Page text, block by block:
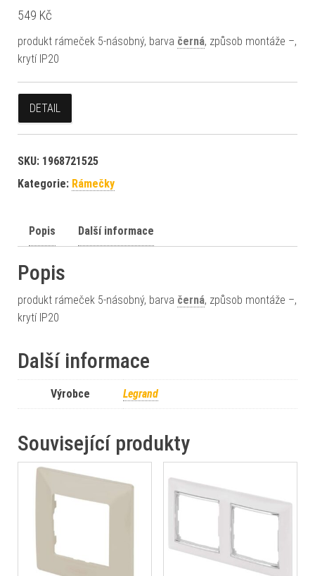
549 Kč
produkt rámeček 5-násobný, barva černá, způsob montáže –,
krytí IP20
DETAIL
SKU: 1968721525
Kategorie: Rámečky
Popis Další informace
Popis
produkt rámeček 5-násobný, barva černá, způsob montáže –,
krytí IP20
Další informace
Výrobce Legrand
Související produkty